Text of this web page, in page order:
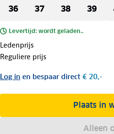
36 37 38 39
Levertijd: wordt geladen..
Ledenprijs
Reguliere prijs
Log in en bespaar direct € 20,-
Plaats in
Alleen